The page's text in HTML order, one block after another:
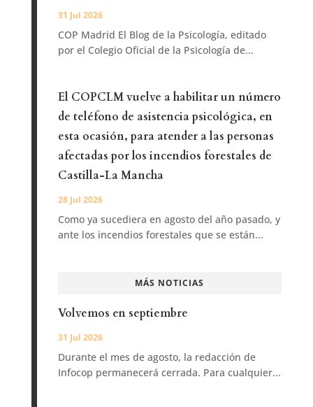
31 Jul 2026
COP Madrid El Blog de la Psicología, editado
por el Colegio Oficial de la Psicología de...
El COPCLM vuelve a habilitar un número
de teléfono de asistencia psicológica, en
esta ocasión, para atender a las personas
afectadas por los incendios forestales de
Castilla-La Mancha
28 Jul 2026
Como ya sucediera en agosto del año pasado, y
ante los incendios forestales que se están...
MÁS NOTICIAS
Volvemos en septiembre
31 Jul 2026
Durante el mes de agosto, la redacción de
Infocop permanecerá cerrada. Para cualquier...